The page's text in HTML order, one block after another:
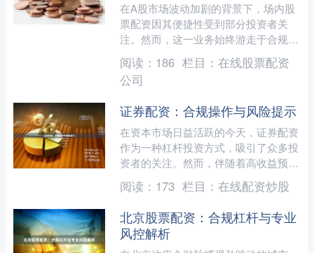
在A股市场波动加剧的背景下，场内股
票配资因其便捷性受到部分投资者关
注。然而，这一业务始终游走于合规与
风险的边缘。本文将从操作规范与潜在
风险两个维度，为投资者提供....
阅读： 186 栏目： 在线股票配资
公司
证券配资：合规操作与风险提示
在资本市场日益活跃的今天，证券配资
作为一种杠杆投资方式，吸引了众多投
资者的关注。然而，伴随着高收益预
期，配资业务也潜藏着不可忽视的风
险。本文将从合规操作与风险提....
阅读： 173 栏目： 在线配资炒股
北京股票配资：合规杠杆与专业
风控解析